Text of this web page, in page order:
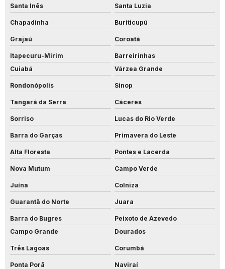
Santa Inês Santa Luzia
Chapadinha Buriticupú
Grajaú Coroatá
Itapecuru-Mirim
Barreirinhas
Cuiabá
Várzea Grande
Rondonópolis Sinop
Tangará da Serra Cáceres
Sorriso Lucas do Rio Verde
Barra do Garças Primavera do Leste
Alta Floresta Pontes e Lacerda
Nova Mutum Campo Verde
Juína Colniza
Guarantã do Norte Juara
Barra do Bugres
Peixoto de Azevedo
Campo Grande
Dourados
Três Lagoas Corumbá
Ponta Porã Naviraí